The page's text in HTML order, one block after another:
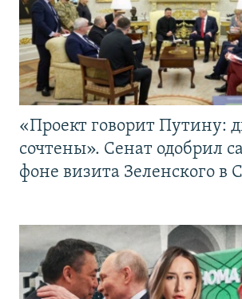
«Проект говорит Путину:
сочтены». Сенат одобрил
фоне визита Зеленского в